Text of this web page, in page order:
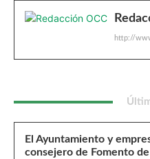
http://
El Ayuntamiento y
consejero de Fomento